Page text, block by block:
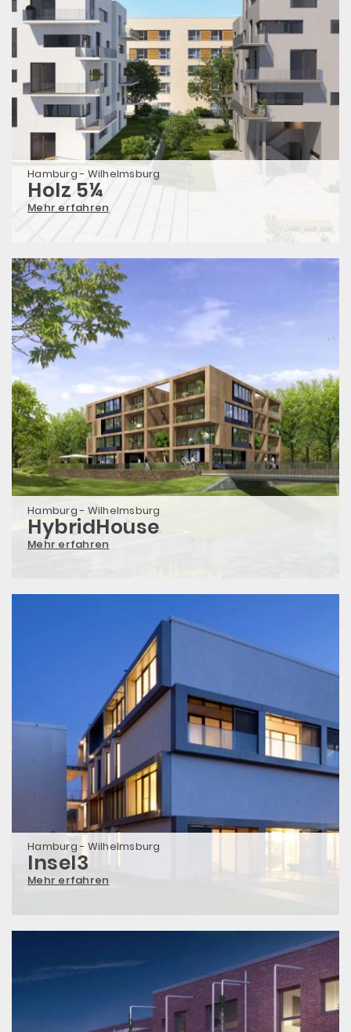
Hamburg - Wilhelmsburg
Holz 5¼
Mehr erfahren
Hamburg - Wilhelmsburg
HybridHouse
Mehr erfahren
Hamburg - Wilhelmsburg
Insel3
Mehr erfahren